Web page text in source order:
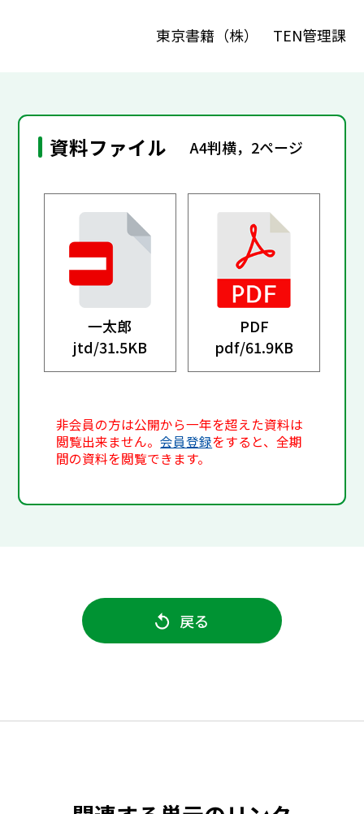
東京書籍（株） TEN管理課
資料ファイル A4判横，2ページ
一太郎
jtd/31.5KB
PDF
pdf/61.9KB
非会員の方は公開から一年を超えた資料は
閲覧出来ません。会員登録をすると、全期
間の資料を閲覧できます。
戻る